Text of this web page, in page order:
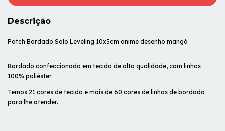
Descrição
Patch Bordado Solo Leveling 10x5cm anime desenho mangá
Bordado confeccionado em tecido de alta qualidade, com linhas
100% poliéster.
Temos 21 cores de tecido e mais de 60 cores de linhas de bordado
para lhe atender.